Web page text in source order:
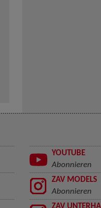
YOUTUBE
Abonnieren
ZAV MODELS
Abonnieren